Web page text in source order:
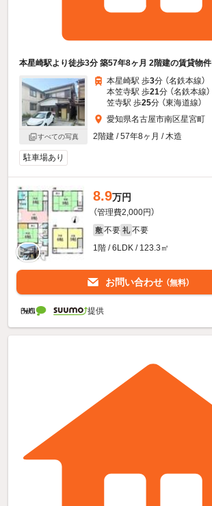
本星崎駅より徒歩3分 築57年8ヶ月 2階建の賃貸物件
すべての写真
本星崎駅 歩3分 （名鉄本線）
本笠寺駅 歩21分 （名鉄本線）
笠寺駅 歩25分 （東海道線）
愛知県名古屋市南区星宮町
2階建 / 57年8ヶ月 / 木造
駐車場あり
8.9万円
（管理費2,000円）
敷 不要 礼 不要
1階 / 6LDK / 123.3㎡
お問い合わせ （無料）
提供